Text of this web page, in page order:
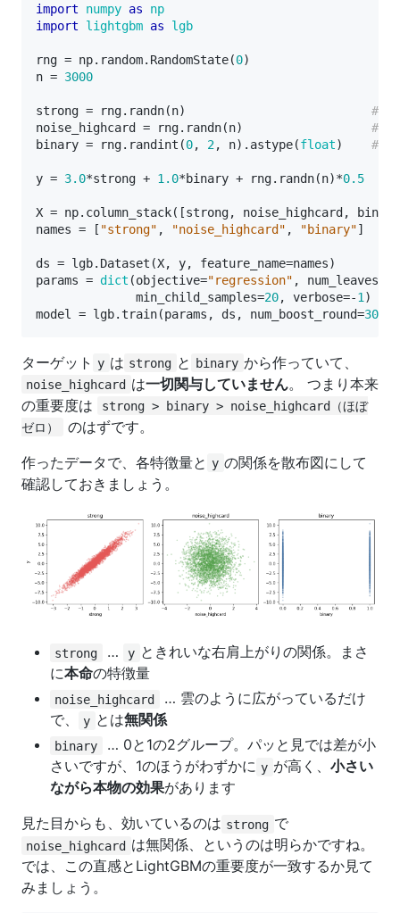
import numpy as
np
import
lightgbm as lgb
rng = np. random. RandomState(0)
n = 3000
strong = rng. randn(n)
# 本
noise_highcard = rng. randn(n)
# 無
binary = rng. randint (0, 2, n) . astype(float) # 2
y = 3.0*strong + 1.0*binary + rng. randn(n)*0.5
X = np. column_stack([strong, noise_highcard,
binary
names = [ "strong" , "noise_highcard" , "binary"]
ds = lgb. Dataset (X, y, feature_name=names)
params = dict (objective="regression" , num_leaves
min_child_samples=20, verbose=-1 )
model
= lgb.train(params , ds , num_boost_round=300
ターゲット y は strong と binary から作っていて、
noise_highcard は一切関与していません。 つまり本来
の重要度は
strong > binary > noise_highcard（ほぼ
ゼロ）
のはずです。
作ったデータで、各特徴量と y の関係を散布図にして
確認しておきましょう。
strong … y ときれいな右肩上がりの関係。まさ
に本命の特徴量
noise_highcard
… 雲のように広がっているだけ
で、
y とは無関係
binary
… 0と1の2グループ。パッと見では差が小
さいですが、1のほうがわずかに y が高く、 小さい
ながら本物の効果があります
見た目からも、効いているのは strong で
noise_highcard は無関係、というのは明らかですね。
では、この直感とLightGBMの重要度が一致するか見て
みましょう。